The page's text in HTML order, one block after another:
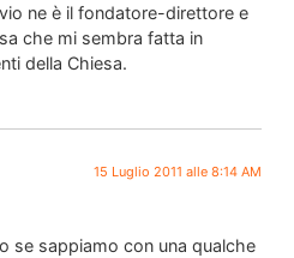
ne è il fondatore-direttore e
che mi sembra fatta in
della Chiesa.
15 Luglio 2011 alle 8:14 AM
se sappiamo con una qualche